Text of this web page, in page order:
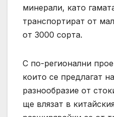
минерали, като
транспортират от
от 3000 сорта.
С по-регионални
които се предлагат
разнообразие от
ще влязат в